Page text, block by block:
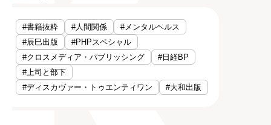
#書籍抜粋 #人間関係
#メンタルヘルス
#辰巳出版
#PHPスペシャル
#クロスメディア・パブリッシング
#日経BP
#上司と部下
#ディスカヴァー・トゥエンティワン
#大和出版